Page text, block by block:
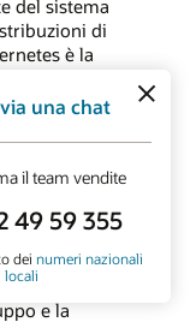
del sistema
di
è la
di decine,
cloud aziendali?
del
le applicazioni
applicazioni
da decine
container. I
e la